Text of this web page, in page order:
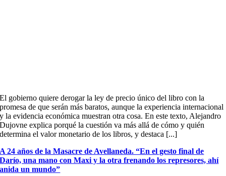
El gobierno quiere derogar la ley de precio único del libro con la
promesa de que serán más baratos, aunque la experiencia internacional
y la evidencia económica muestran otra cosa. En este texto, Alejandro
Dujovne explica porqué la cuestión va más allá de cómo y quién
determina el valor monetario de los libros, y destaca [...]
A 24 años de la Masacre de Avellaneda. “En el gesto final de
Darío, una mano con Maxi y la otra frenando los represores, ahí
anida un mundo”